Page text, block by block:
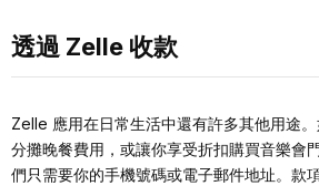
透過 Zelle 收款
Zelle 應用在日常生活中還有許多其他用途。
分攤晚餐費用，或讓你享受折扣購買音樂會
們只需要你的手機號碼或電子郵件地址。款